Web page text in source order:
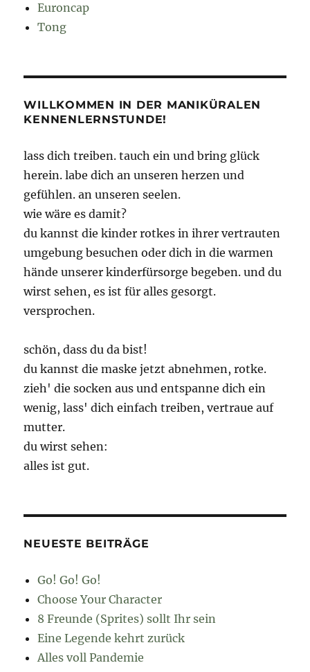
Euroncap
Tong
WILLKOMMEN IN DER MANIKÜRALEN
KENNENLERNSTUNDE!
lass dich treiben. tauch ein und bring glück
herein. labe dich an unseren herzen und
gefühlen. an unseren seelen.
wie wäre es damit?
du kannst die kinder rotkes in ihrer vertrauten
umgebung besuchen oder dich in die warmen
hände unserer kinderfürsorge begeben. und du
wirst sehen, es ist für alles gesorgt.
versprochen.
schön, dass du da bist!
du kannst die maske jetzt abnehmen, rotke.
zieh' die socken aus und entspanne dich ein
wenig, lass' dich einfach treiben, vertraue auf
mutter.
du wirst sehen:
alles ist gut.
NEUESTE BEITRÄGE
Go! Go! Go!
Choose Your Character
8 Freunde (Sprites) sollt Ihr sein
Eine Legende kehrt zurück
Alles voll Pandemie